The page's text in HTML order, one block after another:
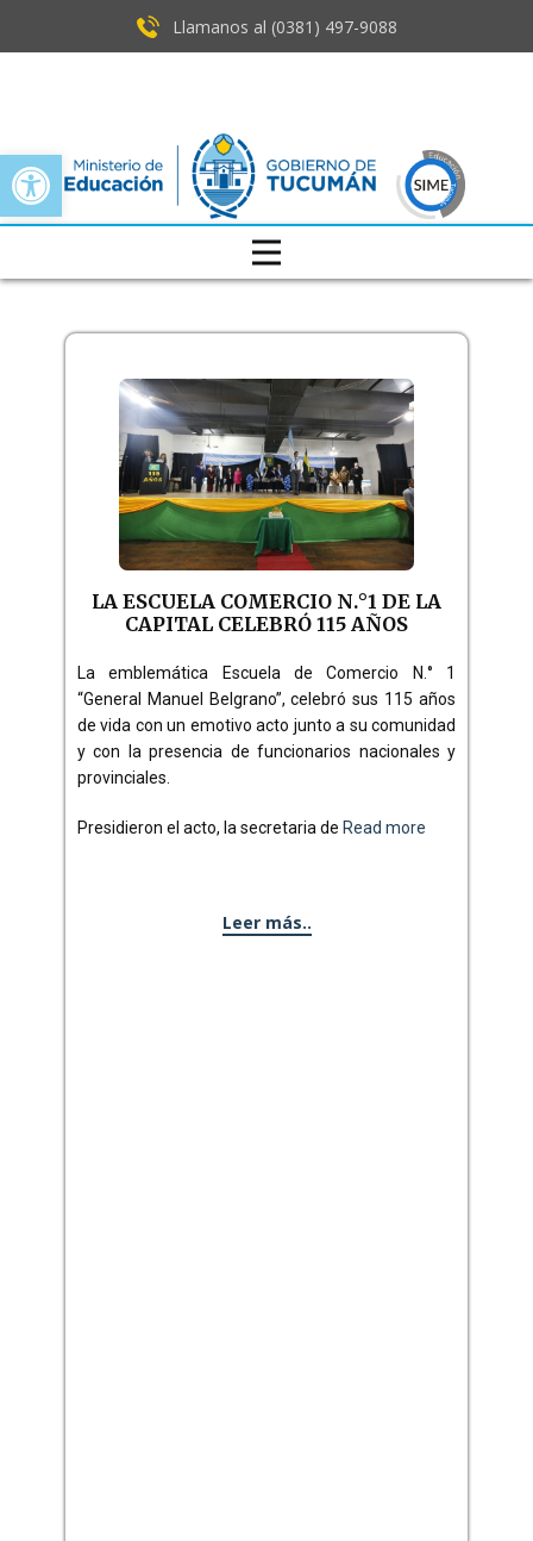
Open toolbar
Llamanos al (0381) ​497-9088
LA ESCUELA COMERCIO N.°1 DE LA
CAPITAL CELEBRÓ 115 AÑOS
La emblemática Escuela de Comercio N.° 1
“General Manuel Belgrano”, celebró sus 115 años
de vida con un emotivo acto junto a su comunidad
y con la presencia de funcionarios nacionales y
provinciales.
Presidieron el acto, la secretaria de Read more
Leer más..